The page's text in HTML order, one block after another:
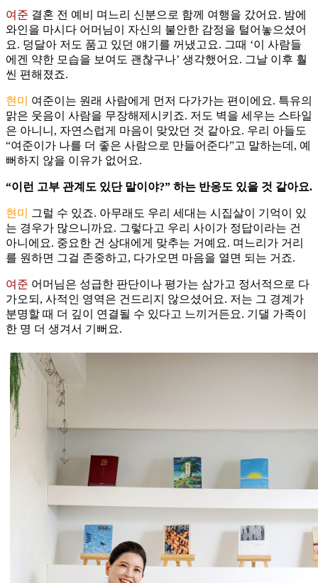
여준 결혼 전 예비 며느리 신분으로 함께 여행을 갔어요. 밤에
와인을 마시다 어머님이 자신의 불안한 감정을 털어놓으셨어
요. 덩달아 저도 품고 있던 얘기를 꺼냈고요. 그때 ‘이 사람들
에겐 약한 모습을 보여도 괜찮구나’ 생각했어요. 그날 이후 훨
씬 편해졌죠.
현미
여준이는 원래 사람에게 먼저 다가가는 편이에요. 특유의
맑은 웃음이 사람을 무장해제시키죠. 저도 벽을 세우는 스타일
은 아니니, 자연스럽게 마음이 맞았던 것 같아요. 우리 아들도
“여준이가 나를 더 좋은 사람으로 만들어준다”고 말하는데, 예
뻐하지 않을 이유가 없어요.
“이런 고부 관계도 있단 말이야?” 하는 반응도 있을 것 같아요.
현미
그럴 수 있죠. 아무래도 우리 세대는 시집살이 기억이 있
는 경우가 많으니까요. 그렇다고 우리 사이가 정답이라는 건
아니에요. 중요한 건 상대에게 맞추는 거예요. 며느리가 거리
를 원하면 그걸 존중하고, 다가오면 마음을 열면 되는 거죠.
여준 어머님은 성급한 판단이나 평가는 삼가고 정서적으로 다
가오되, 사적인 영역은 건드리지 않으셨어요. 저는 그 경계가
분명할 때 더 깊이 연결될 수 있다고 느끼거든요. 기댈 가족이
한 명 더 생겨서 기뻐요.